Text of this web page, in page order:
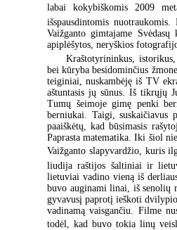
labai kokybiškomis 2009
išspausdintomis
Vaižganto gimtajame
apiplėšytos, neryškios
Kraštotyrininkus,
bei kūryba besidominčius
teiginiai, nuskambėję iš TV
aštuntasis jų sūnus. Iš tikrųjų
Tumų šeimoje gimę penki
berniukai. Taigi, suskaičiavus
paaiškėtų, kad būsimasis
Paprasta matematika. Iki šiol
Vaižganto slapyvardžio, kuris
liudija raštijos šaltiniai ir
lietuviai vadino vieną iš
buvo auginami linai, iš senolių
gyvavusį paprotį ieškoti
vadinamą vaisgančiu. Filme
todėl, kad buvo tokia linų